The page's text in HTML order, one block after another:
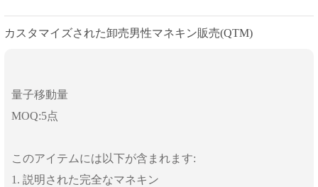
カスタマイズされた卸売男性マネキン販売(QTM)
量子移動量
MOQ:5点
このアイテムには以下が含まれます:
1. 説明された完全なマネキン